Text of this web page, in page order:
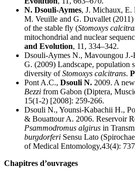
N. Dsouli-Aymes, J. Michaux, E.
M. Veuille and G. Duvallet
of the stable fly (Stomoxys
mitochondrial and nuclear
and Evolution, 11, 334–342.
Dsouli-Aymes N., Mavoungou
G. (2009) Landscape, population
diversity ofStomoxys calcitrans.
Pont A.C., Dsouli N. 2009. A
Bezzi from Gabon (Diptera,
15(1-2) [2008]: 259-266.
Dsouli N., Younsi-Kabachii H.,
& Bouattour A. 2006. Reservoir
Psammodromus algirus in
burgdorferi Sensu Lato
of Medical Entomology,43(4):
Chapitres d’ouvrages